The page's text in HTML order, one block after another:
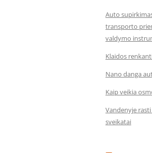
Auto
transporto
valdymo
Klaidos
Nano danga
Kaip veikia
Vandenyje
sveikatai